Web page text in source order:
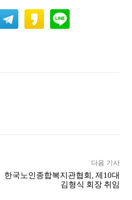
다음 기사
한국노인종합복지관협회, 제10대
김형식 회장 취임